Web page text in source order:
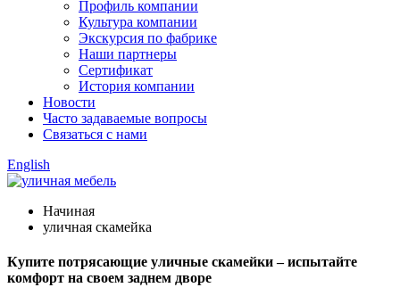
Профиль компании
Культура компании
Экскурсия по фабрике
Наши партнеры
Сертификат
История компании
Новости
Часто задаваемые вопросы
Связаться с нами
English
Начиная
уличная скамейка
Купите потрясающие уличные скамейки – испытайте
комфорт на своем заднем дворе